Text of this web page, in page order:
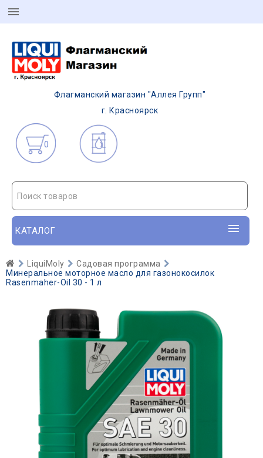
Флагманский магазин "Аллея Групп"
г. Красноярск
0
Поиск товаров
КАТАЛОГ
LiquiMoly
Садовая программа
Минеральное моторное масло для газонокосилок
Rasenmaher-Oil 30 - 1 л